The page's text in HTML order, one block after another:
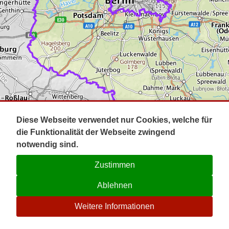
Impressum
Kontakt
☉
Diese Webseite verwendet nur Cookies, welche für
die Funktionalität der Webseite zwingend
notwendig sind.
Zustimmen
Ablehnen
Weitere Informationen